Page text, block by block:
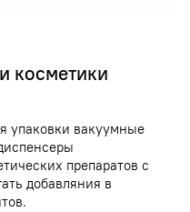
косметики
упаковки вакуумные
препаратов с
добавляния в